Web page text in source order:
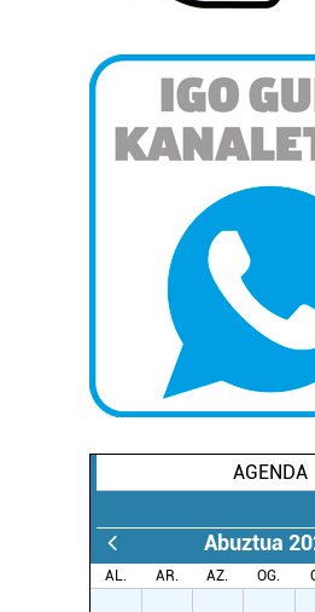
AGENDA
Abuztua
AL. AR. AZ. OG.